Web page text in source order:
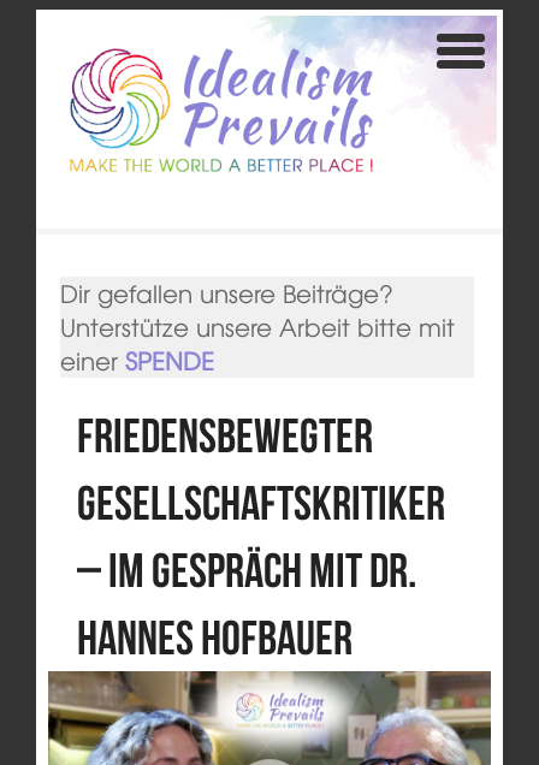
Dir gefallen unsere Beiträge?
Unterstütze unsere Arbeit bitte mit
einer SPENDE
Friedensbewegter
Gesellschaftskritiker
– im Gespräch mit Dr.
Hannes Hofbauer